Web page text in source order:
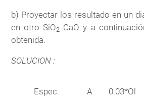
b) Proyectar los resultado en un
en otro SiO2 CaO y a
obtenida.
SOLUCION :
Espec. A 0.03*Ol